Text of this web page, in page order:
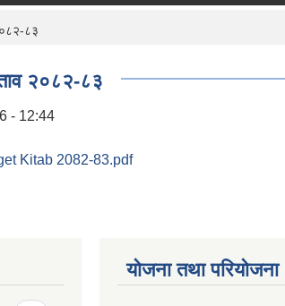
८३
२०८२-८३
- 12:44
Kitab 2082-83.pdf
योजना तथा परियोजना